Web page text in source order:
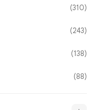
(310)
(243)
(138)
(88)